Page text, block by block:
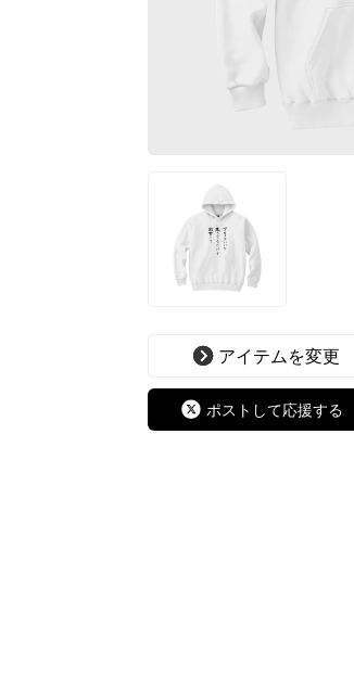
アイテムを変更
ポストして応援する